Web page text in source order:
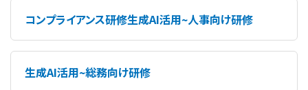
コンプライアンス研修生成AI活用~人事向け研修
生成AI活用~総務向け研修